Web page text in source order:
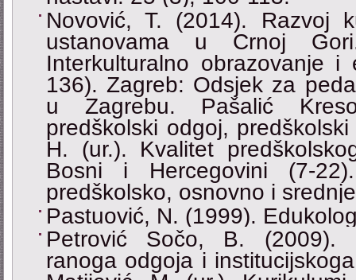
Novović, T. (2014). Razvoj
ustanovama u Crnoj
Interkulturalno obrazovanje i
136). Zagreb: Odsjek za
u Zagrebu. Pašalić
predškolski odgoj,
H. (ur.). Kvalitet
Bosni i Hercegovini (7-
predškolsko, osnovno i
Pastuović, N. (1999).
Petrović Sočo, B. (2009).
ranoga odgoja i